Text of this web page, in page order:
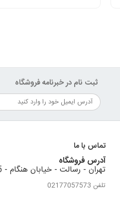
ثبت نام در خبرنامه فروشگاه
تماس با ما
آدرس فروشگاه
تهران - رسالت - خیابان هنگام - 35 متری استقلال - نبش کوهستان دوم - پلاک 45
تلفن 02177057573